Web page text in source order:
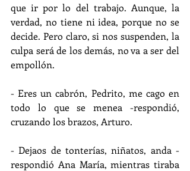
que ir por lo del trabajo. Aunque, la
verdad, no tiene ni idea, porque no se
decide. Pero claro, si nos suspenden, la
culpa será de los demás, no va a ser del
empollón.
- Eres un cabrón, Pedrito, me cago en
todo lo que se menea -respondió,
cruzando los brazos, Arturo.
- Dejaos de tonterías, niñatos, anda -
respondió Ana María, mientras tiraba